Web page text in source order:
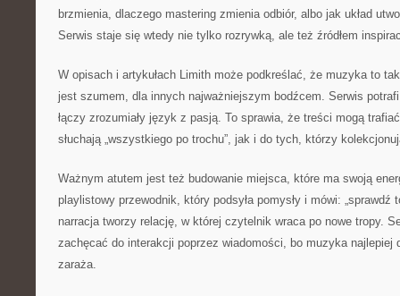
brzmienia, dlaczego mastering zmienia odbiór, albo jak układ
Serwis staje się wtedy nie tylko rozrywką, ale też źródłem
W opisach i artykułach Limith może podkreślać, że muzyka to
jest szumem, dla innych najważniejszym bodźcem. Serwis
łączy zrozumiały język z pasją. To sprawia, że treści mogą
słuchają „wszystkiego po trochu”, jak i do tych, którzy
Ważnym atutem jest też budowanie miejsca, które ma swoją
playlistowy przewodnik, który podsyła pomysły i mówi: „sprawdź
narracja tworzy relację, w której czytelnik wraca po nowe tropy.
zachęcać do interakcji poprzez wiadomości, bo muzyka najlepiej
zaraża.